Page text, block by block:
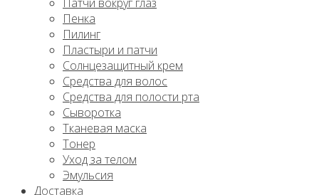
Пенка
Пилинг
Пластыри и патчи
Солнцезащитный крем
Средства для волос
Средства для полости рта
Сыворотка
Тканевая маска
Тонер
Уход за телом
Эмульсия
Доставка